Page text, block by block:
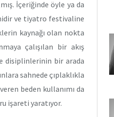
İçeriğinde öyle ya da
ve tiyatro festivaline
kaynağı olan nokta
çalışılan bir akış
disiplinlerinin bir arada
sahnede çıplaklıkla
beden kullanımı da
işareti yaratıyor.